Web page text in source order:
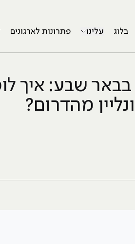
בלוג עלינו פתרונות לארגונים
בבאר שבע: איך